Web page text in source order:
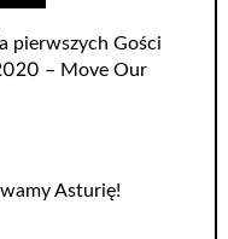
pierwszych Gości
– Move Our
Asturię!